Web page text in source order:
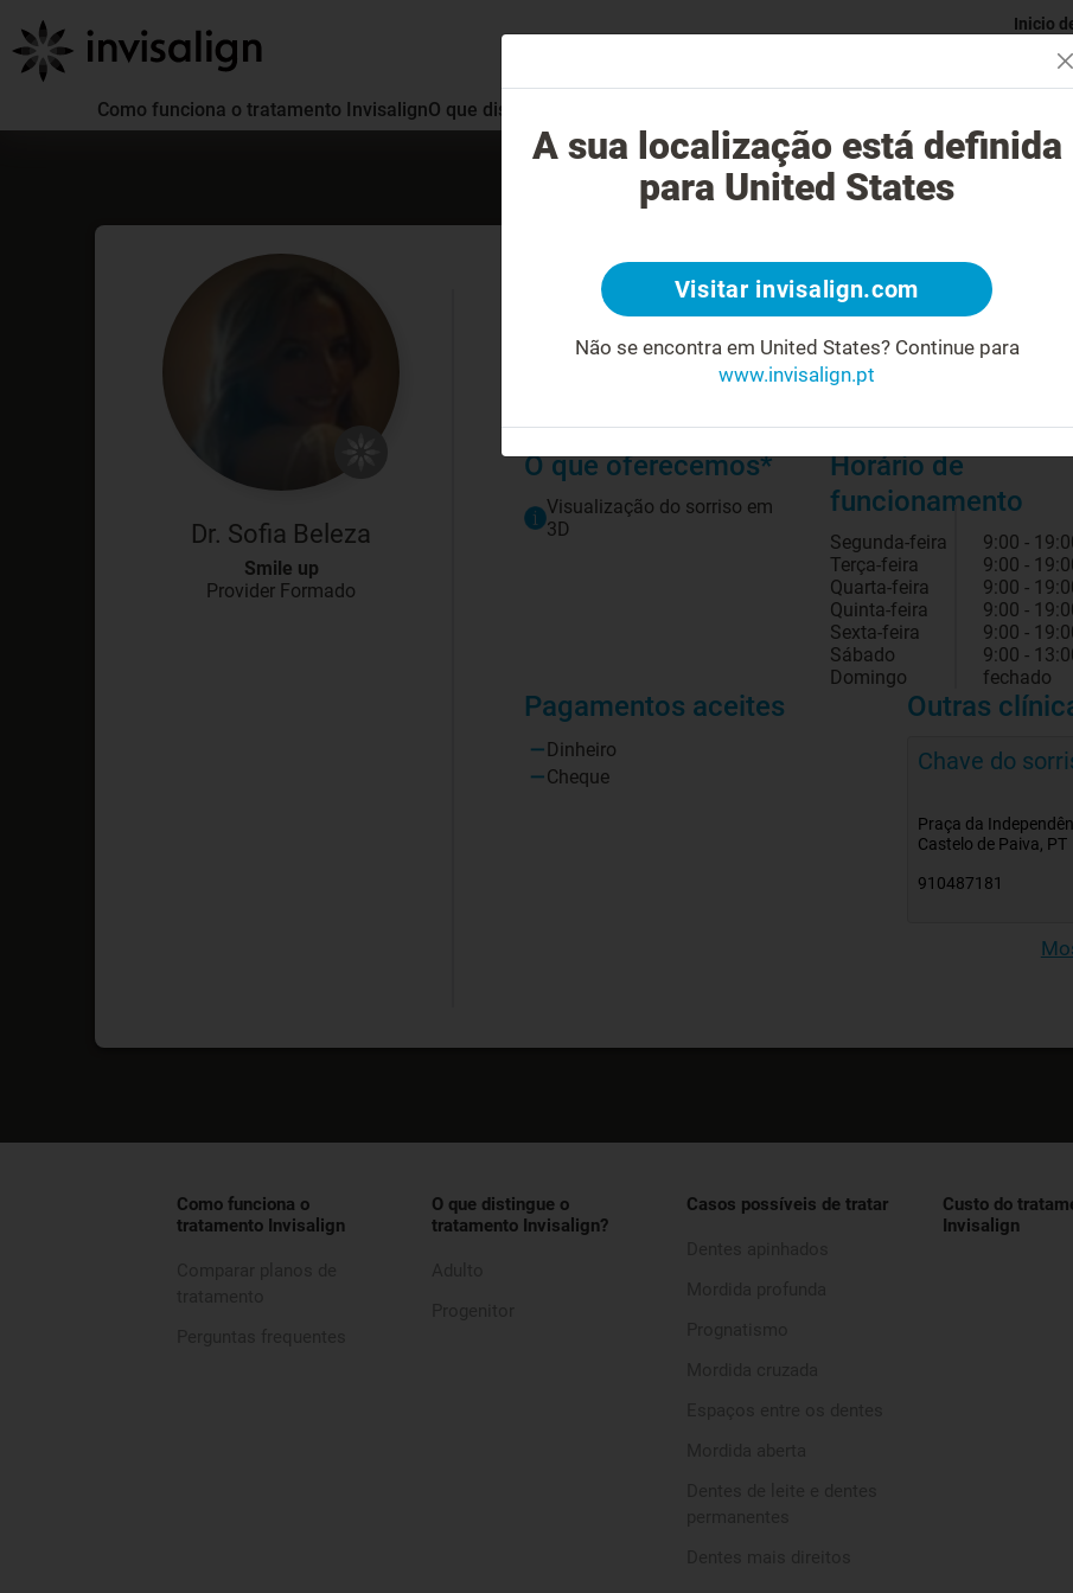
Inicio
Como funciona o tratamento InvisalignO que distingue o tratamento Invisalign? Custo
Dr. Sofia Beleza
Smile up
Provider Formado
O que oferecemos*
Visualização do sorriso em
3D
Horário de
funcionamento
Segunda-feira
9:00 -
Terça-feira
9:00 -
Quarta-feira
9:00 -
Quinta-feira
9:00 -
Sexta-feira
9:00 -
Sábado
9:00 -
Domingo
fechado
Pagamentos aceites
Dinheiro
Cheque
Outras
Chave do
Praça da
Castelo de Paiva, PT
910487181
Como funciona o
tratamento Invisalign
O que distingue o
tratamento Invisalign?
Casos possíveis de tratar
Custo do
Invisalign
A sua localização está definida
para United States
Visitar invisalign.com
Não se encontra em United States? Continue para
www.invisalign.pt